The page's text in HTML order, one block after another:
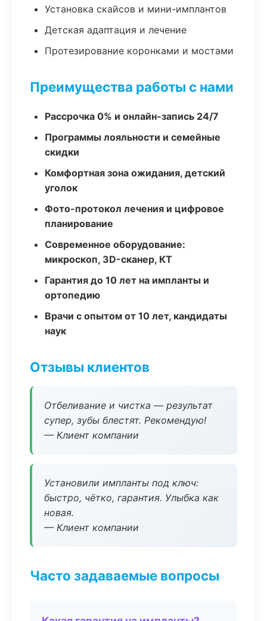
Установка скайсов и мини-имплантов
Детская адаптация и лечение
Протезирование коронками и мостами
Преимущества работы с нами
Рассрочка 0% и онлайн-запись 24/7
Программы лояльности и семейные
скидки
Комфортная зона ожидания, детский
уголок
Фото-протокол лечения и цифровое
планирование
Современное оборудование:
микроскоп, 3D-сканер, КТ
Гарантия до 10 лет на импланты и
ортопедию
Врачи с опытом от 10 лет, кандидаты
наук
Отзывы клиентов
Отбеливание и чистка — результат
супер, зубы блестят. Рекомендую!
— Клиент компании
Установили импланты под ключ:
быстро, чётко, гарантия. Улыбка как
новая.
— Клиент компании
Часто задаваемые вопросы